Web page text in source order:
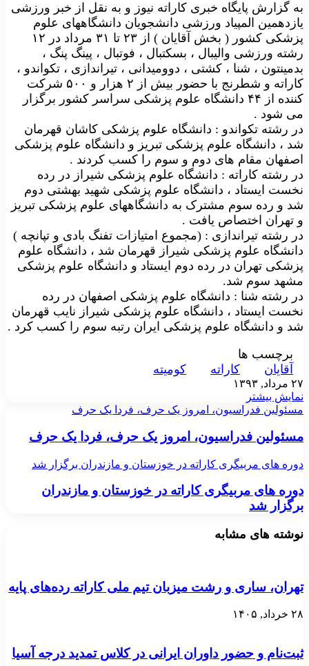
به گزارش پایگاه خبری کاراته نیوز و به نقل از خبر ورزشی
یازدهمین المپیاد ورزشی دانشجویان دانشگاههای علوم
پزشکی کشور ( بخش آقایان ) از ۲۳ تا ۳۱ مرداد در ۱۲
رشته ورزشی والیبال ، بسکتبال ، فوتبال ، پینگ پنگ ،
بدمینتون ، شنا ، کشتی ، دوومیدانی ، تیراندازی ، تکواندو ،
کاراته و شطرنج با حضور بیش از ۲ هزار و ۵۰۰ شرکت
کننده از ۴۴ دانشگاه علوم پزشکی سراسر کشور برگزار
می شود .
در رشته تکواندو : دانشگاه علوم پزشکی کاشان قهرمان
شد ، دانشگاه علوم پزشکی تبریز و دانشگاه علوم پزشکی
اصفهان مقام های دوم و سوم را کسب کردند .
در رشته کاراته : دانشگاه علوم پزشکی شیراز در رده
نخست ایستاد ، دانشگاه علوم پزشکی شهید بهشتی دوم
شد و رده سوم مشترک به دانشگاههای علوم پزشکی تبریز
و تهران اختصاص یافت .
در رشته تیراندازی : (مجموع امتیازات تفنگ بادی و تپانچه )
دانشگاه علوم پزشکی شیراز قهرمان شد ، دانشگاه علوم
پزشکی تهران در رده دوم ایستاد و دانشگاه علوم پزشکی
مشهد سوم شد.
در رشته شنا : دانشگاه علوم پزشکی اصفهان در رده
نخست ایستاد ، دانشگاه علوم پزشکی شیراز نایب قهرمان
شد و دانشگاه علوم پزشکی ایران رتبه سوم را کسب کرد .
برچسب ها
آقايان
کاراته کوميته
۲۷ مرداد, ۱۳۹۳
نمایش بیشتر
مسئولين فدراسيون، امروز يک حرف، فردا يک حرف
مسئولين فدراسيون، امروز يک حرف، فردا يک حرف
دوره های مربیگری کاراته در خوزستان و مازندران برگزار شد
دوره های مربیگری کاراته در خوزستان و مازندران
برگزار شد
نوشته های مشابه
تهران، ساری و رشت میزبان تیم ملی کاراته رده‌های پایه
۲۸ خرداد, ۱۴۰۵
ثبت‌نام و حضور داوران ایرانی در کلاس تمدید درجه آسیا